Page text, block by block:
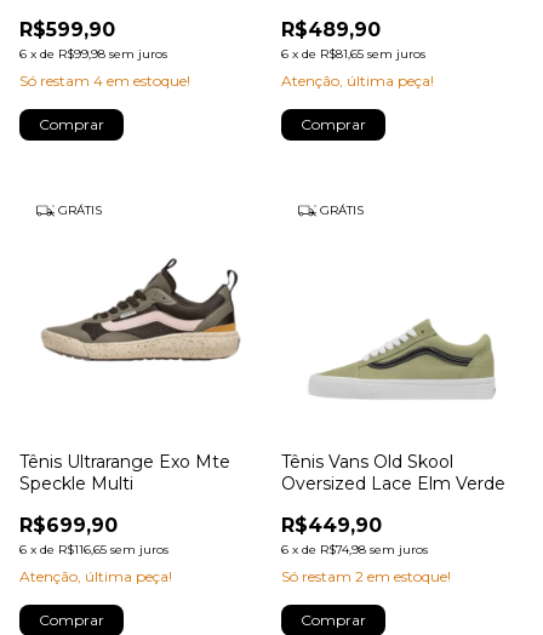
R$599,90
6 x de R$99,98 sem juros
Só restam 4 em estoque!
Comprar
R$489,90
6 x de R$81,65 sem juros
Atenção, última peça!
Comprar
GRÁTIS
Tênis Ultrarange Exo Mte
Speckle Multi
R$699,90
6 x de R$116,65 sem juros
Atenção, última peça!
Comprar
GRÁTIS
Tênis Vans Old Skool
Oversized Lace Elm Verde
R$449,90
6 x de R$74,98 sem juros
Só restam 2 em estoque!
Comprar